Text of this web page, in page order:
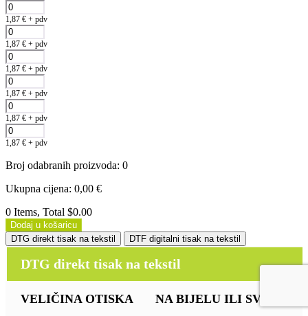
1,87 € + pdv
1,87 € + pdv
1,87 € + pdv
1,87 € + pdv
1,87 € + pdv
1,87 € + pdv
Broj odabranih proizvoda: 0
Ukupna cijena: 0,00 €
0 Items, Total $0.00
Dodaj u košaricu
DTG direkt tisak na tekstil
DTF digitalni tisak na tekstil
DTG direkt tisak na tekstil
VELIČINA OTISKA NA BIJELU ILI SVIJETLU